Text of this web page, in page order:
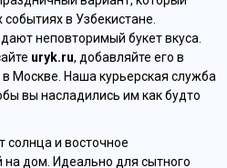
в Узбекистане.
неповторимый букет вкуса.
uryk.ru, добавляйте его в
в Москве. Наша курьерская служба
вы насладились им как будто
солнца и восточное
на дом. Идеально для сытного